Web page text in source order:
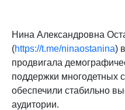
Нина Александровна
(https://t.me/ninaostanina)
продвигала
поддержки многодетных
обеспечили стабильно
аудитории.